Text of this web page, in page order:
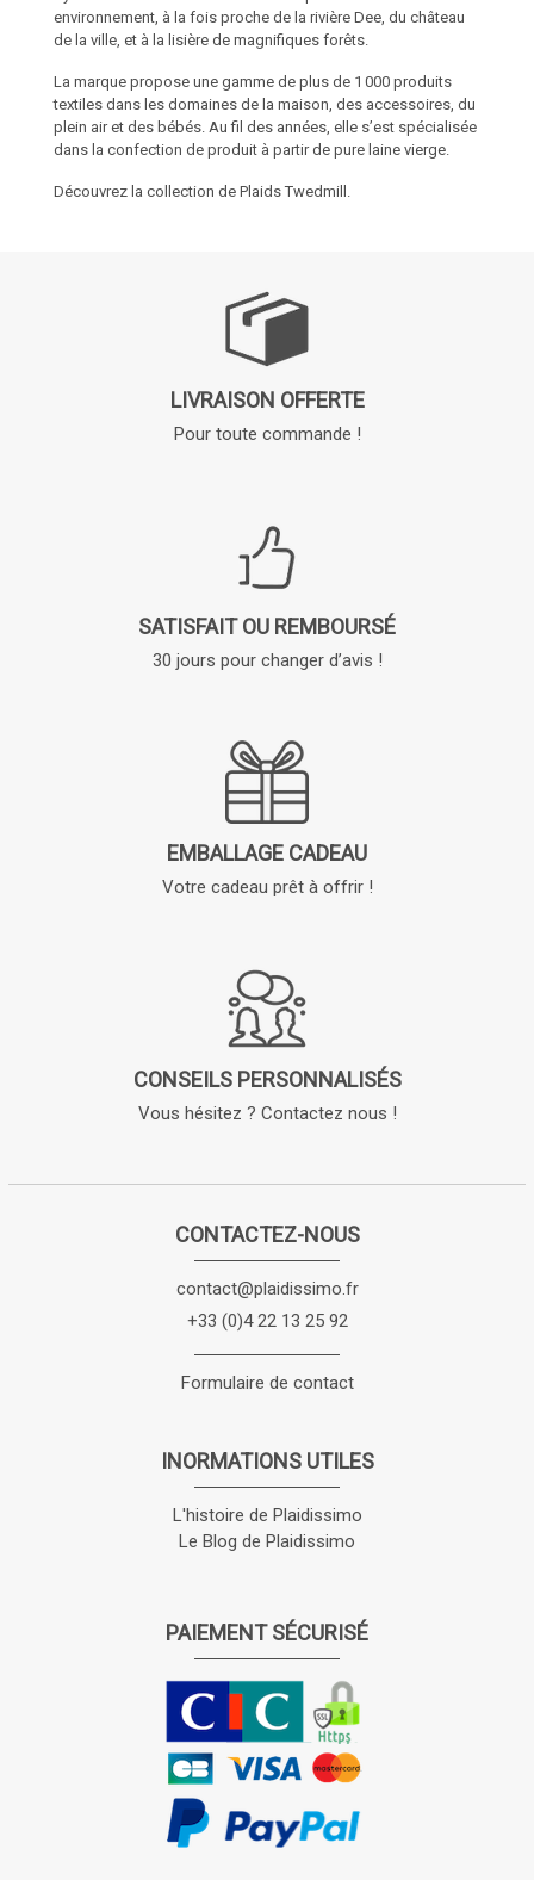
environnement, à la fois proche de la rivière Dee, du château
de la ville, et à la lisière de magnifiques forêts.
La marque propose une gamme de plus de 1 000 produits
textiles dans les domaines de la maison, des accessoires, du
plein air et des bébés. Au fil des années, elle s’est spécialisée
dans la confection de produit à partir de pure laine vierge.
Découvrez la collection de Plaids Twedmill.
LIVRAISON OFFERTE
Pour toute commande !
SATISFAIT OU REMBOURSÉ
30 jours pour changer d’avis !
EMBALLAGE CADEAU
Votre cadeau prêt à offrir !
CONSEILS PERSONNALISÉS
Vous hésitez ? Contactez nous !
CONTACTEZ-NOUS
contact@plaidissimo.fr
+33 (0)4 22 13 25 92
Formulaire de contact
INORMATIONS UTILES
L'histoire de Plaidissimo
Le Blog de Plaidissimo
PAIEMENT SÉCURISÉ